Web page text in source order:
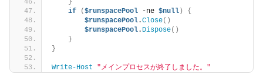
}
if
($runspacePool -ne $null )
{
$runspacePool.Close()
$runspacePool. Dispose()
}
}
Write-Host "メインプロセスが終了しました。"